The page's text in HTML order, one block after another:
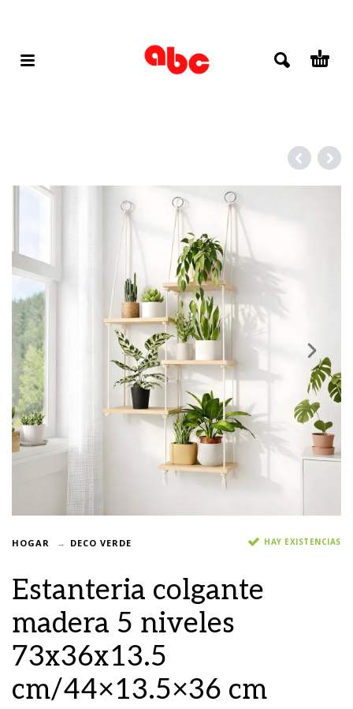
HOGAR DECO VERDE HAY EXISTENCIAS
Estanteria colgante
madera 5 niveles
73x36x13.5
cm/44×13.5×36 cm